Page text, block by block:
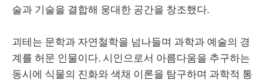
술과 기술을 결합해 웅대한 공간을 창조했다.
괴테는 문학과 자연철학을 넘나들며 과학과 예술의 경
계를 허문 인물이다. 시인으로서 아름다움을 추구하는
동시에 식물의 진화와 색채 이론을 탐구하며 과학적 통